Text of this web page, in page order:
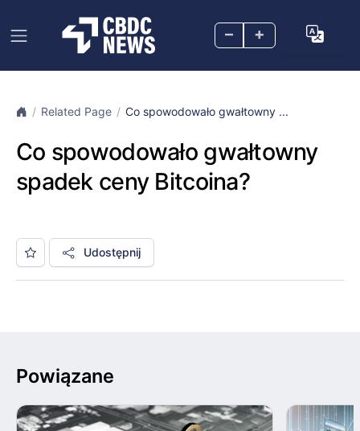
– +
Related Page Co spowodowało gwałtowny ...
Co spowodowało gwałtowny
spadek ceny Bitcoina?
Udostępnij
Powiązane